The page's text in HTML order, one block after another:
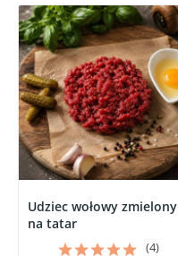
Udziec wołowy zmielony
na tatar
(4)